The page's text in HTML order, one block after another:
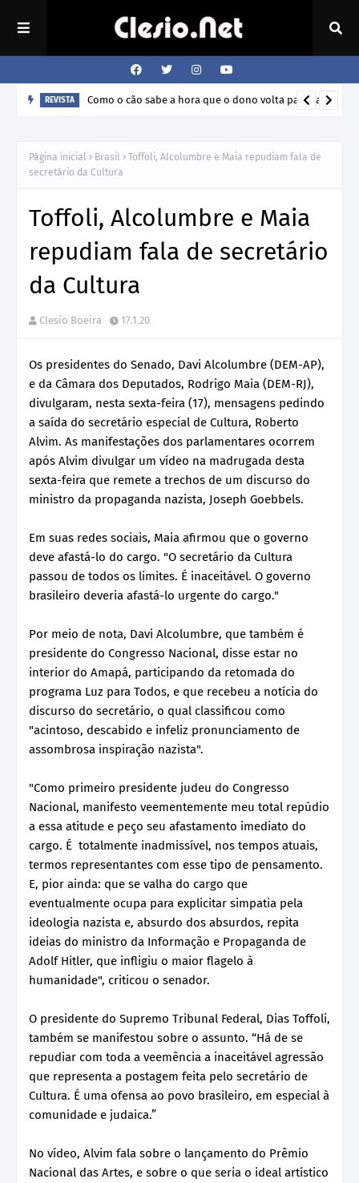
REVISTA Como o cão sabe a hora que o dono volta para casa?
Página inicial Brasil
Toffoli, Alcolumbre e Maia repudiam fala de
secretário da Cultura
Toffoli, Alcolumbre e Maia
repudiam fala de secretário
da Cultura
Clesio Boeira 17.1.20
Os presidentes do Senado, Davi Alcolumbre (DEM-AP),
e da Câmara dos Deputados, Rodrigo Maia (DEM-RJ),
divulgaram, nesta sexta-feira (17), mensagens pedindo
a saída do secretário especial de Cultura, Roberto
Alvim. As manifestações dos parlamentares ocorrem
após Alvim divulgar um vídeo na madrugada desta
sexta-feira que remete a trechos de um discurso do
ministro da propaganda nazista, Joseph Goebbels.
Em suas redes sociais, Maia afirmou que o governo
deve afastá-lo do cargo. "O secretário da Cultura
passou de todos os limites. É inaceitável. O governo
brasileiro deveria afastá-lo urgente do cargo."
Por meio de nota, Davi Alcolumbre, que também é
presidente do Congresso Nacional, disse estar no
interior do Amapá, participando da retomada do
programa Luz para Todos, e que recebeu a notícia do
discurso do secretário, o qual classificou como
"acintoso, descabido e infeliz pronunciamento de
assombrosa inspiração nazista".
"Como primeiro presidente judeu do Congresso
Nacional, manifesto veementemente meu total repúdio
a essa atitude e peço seu afastamento imediato do
cargo. É totalmente inadmissível, nos tempos atuais,
termos representantes com esse tipo de pensamento.
E, pior ainda: que se valha do cargo que
eventualmente ocupa para explicitar simpatia pela
ideologia nazista e, absurdo dos absurdos, repita
ideias do ministro da Informação e Propaganda de
Adolf Hitler, que infligiu o maior flagelo à
humanidade", criticou o senador.
O presidente do Supremo Tribunal Federal, Dias Toffoli,
também se manifestou sobre o assunto. “Há de se
repudiar com toda a veemência a inaceitável agressão
que representa a postagem feita pelo secretário de
Cultura. É uma ofensa ao povo brasileiro, em especial à
comunidade e judaica.”
No vídeo, Alvim fala sobre o lançamento do Prêmio
Nacional das Artes, e sobre o que seria o ideal artístico